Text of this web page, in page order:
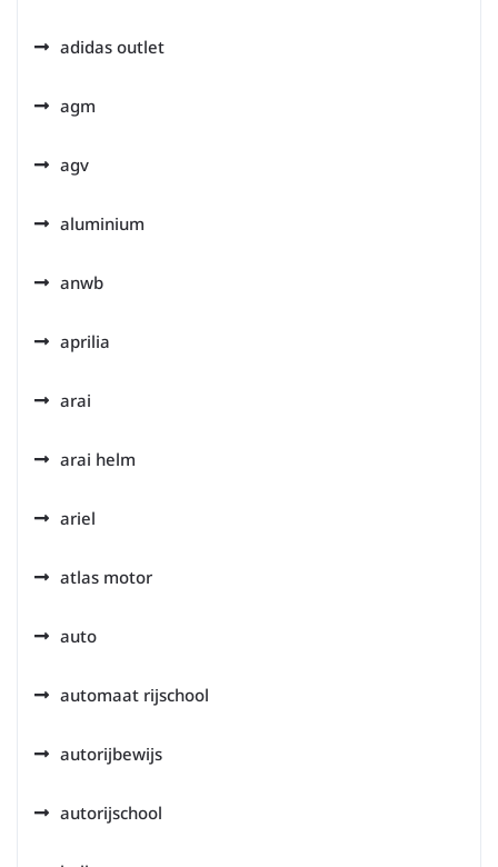
adidas outlet
agm
agv
aluminium
anwb
aprilia
arai
arai helm
ariel
atlas motor
auto
automaat rijschool
autorijbewijs
autorijschool